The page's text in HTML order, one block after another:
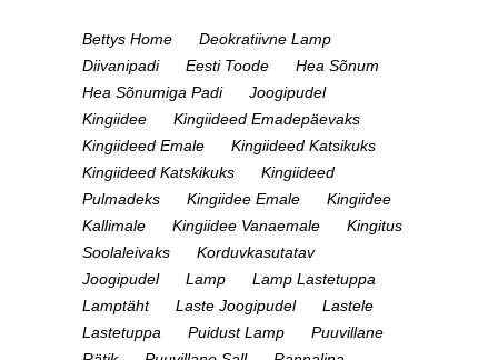
Bettys Home
Deokratiivne Lamp
Diivanipadi
Eesti Toode
Hea Sõnum
Hea Sõnumiga Padi
Joogipudel
Kingiidee
Kingiideed Emadepäevaks
Kingiideed Emale
Kingiideed Katsikuks
Kingiideed Katskikuks
Kingiideed
Pulmadeks
Kingiidee Emale
Kingiidee
Kallimale
Kingiidee Vanaemale
Kingitus
Soolaleivaks
Korduvkasutatav
Joogipudel
Lamp
Lamp Lastetuppa
Lamptäht
Laste Joogipudel
Lastele
Lastetuppa
Puidust Lamp
Puuvillane